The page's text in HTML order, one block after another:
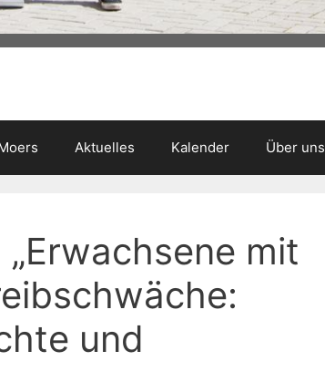
Aktuelles Kalender Über uns
mit
und